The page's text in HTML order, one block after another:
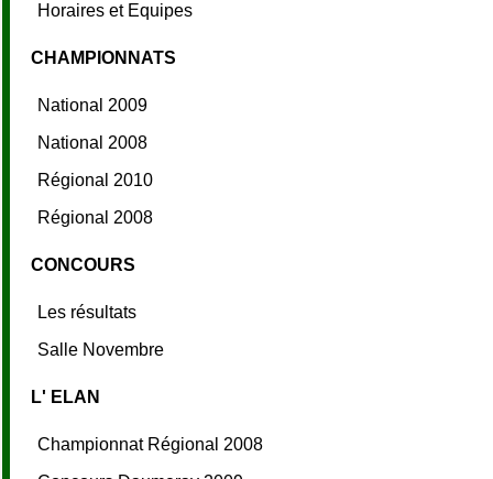
Horaires et Equipes
CHAMPIONNATS
National 2009
National 2008
Régional 2010
Régional 2008
CONCOURS
Les résultats
Salle Novembre
L' ELAN
Championnat Régional 2008